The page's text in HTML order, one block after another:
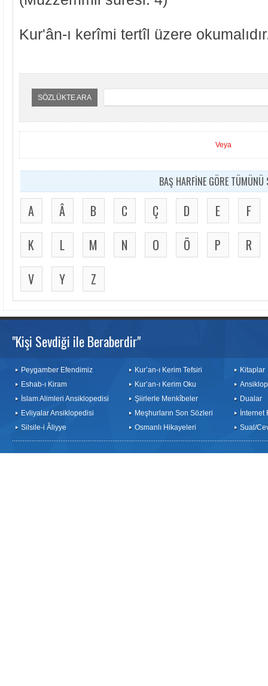
Kur'ân-ı kerîmi tertîl üzere
SÖZLÜKTE ARA
Veya
BAŞ HARFİNE GÖRE TÜMÜNÜ
A Â B C Ç D E
F
K
L M N O Ö P
R
V
Y Z
"Kişi Sevdiği ile Beraberdir"
Peygamber Efendimiz
Eshab-ı Kiram
İslam Alimleri Ansiklopedisi
Evliyalar Ansiklopedisi
Silsile-i Âliyye
Kur’an-ı Kerim Tefsiri
Kur’an-ı Kerim Oku
Şiirlerle Menkîbeler
Meşhurların Son Sözleri
Osmanlı Hikayeleri
Kitaplar
Dualar
İnternet
Sual/